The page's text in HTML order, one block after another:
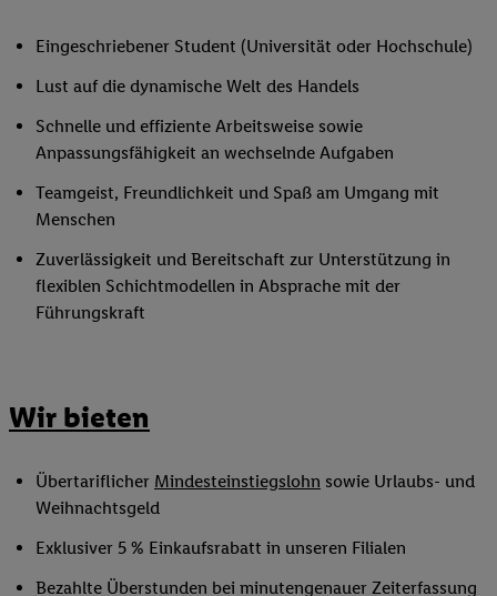
Eingeschriebener Student (Universität oder Hochschule)
Lust auf die dynamische Welt des Handels
Schnelle und effiziente Arbeitsweise sowie
Anpassungsfähigkeit an wechselnde Aufgaben
Teamgeist, Freundlichkeit und Spaß am Umgang mit
Menschen
Zuverlässigkeit und Bereitschaft zur Unterstützung in
flexiblen Schichtmodellen in Absprache mit der
Führungskraft
Wir bieten
Übertariflicher Mindesteinstiegslohn sowie Urlaubs- und
Weihnachtsgeld
Exklusiver 5 % Einkaufsrabatt in unseren Filialen
Bezahlte Überstunden bei minutengenauer Zeiterfassung